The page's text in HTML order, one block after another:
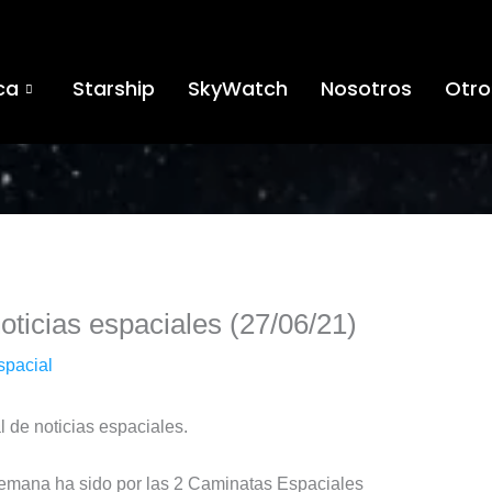
Starship SkyWatch Nosotros
espaciales (27/06/21)
de noticias espaciales.
ha sido por las 2 Caminatas Espaciales